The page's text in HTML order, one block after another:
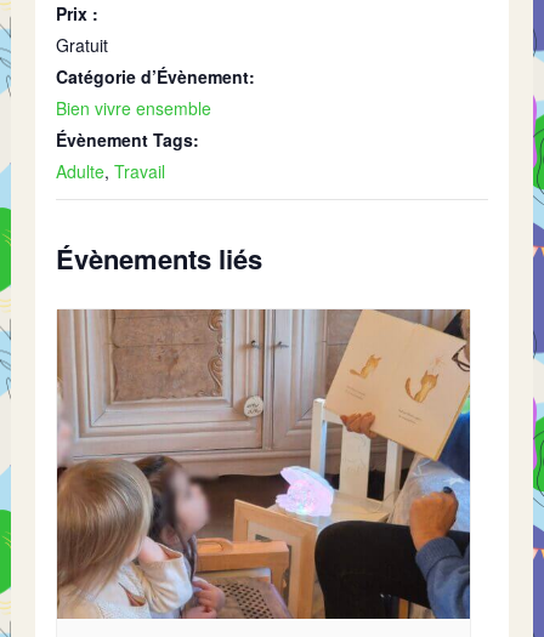
Prix :
Gratuit
Catégorie d’Évènement:
Bien vivre ensemble
Évènement Tags:
Adulte,Travail
Évènements liés